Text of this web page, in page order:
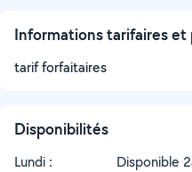
Informations tarifaires
tarif forfaitaires
Disponibilités
Lundi :
Disponible